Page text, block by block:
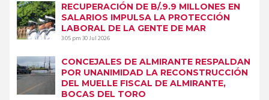
RECUPERACIÓN DE B/.9.9 MILLONES EN
SALARIOS IMPULSA LA PROTECCIÓN
LABORAL DE LA GENTE DE MAR
3:05 pm30 Jul 2026
CONCEJALES DE ALMIRANTE RESPALDAN
POR UNANIMIDAD LA RECONSTRUCCIÓN
DEL MUELLE FISCAL DE ALMIRANTE,
BOCAS DEL TORO